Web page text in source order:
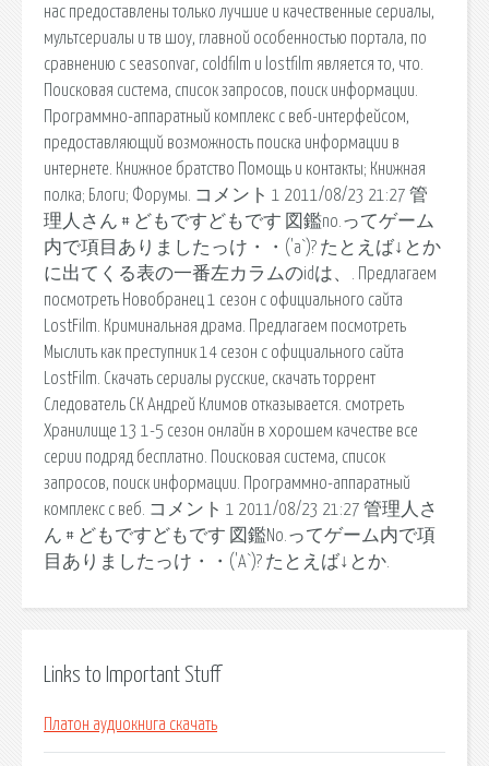
нас предоставлены только лучшие и качественные сериалы,
мультсериалы и тв шоу, главной особенностью портала, по
сравнению с seasonvar, coldfilm и lostfilm является то, что.
Поисковая сиcтема, список запросов, поиск информации.
Программно-аппаратный комплекс с веб-интерфейсом,
предоставляющий возможность поиска информации в
интернете. Книжное братство Помощь и контакты; Книжная
полка; Блоги; Форумы. コメント 1 2011/08/23 21:27 管
理人さん # どもですどもです 図鑑no.ってゲーム
内で項目ありましたっけ・・('a`)? たとえば↓とか
に出てくる表の一番左カラムのidは、. Предлагаем
посмотреть Новобранец 1 сезон с официального сайта
LostFilm. Криминальная драма. Предлагаем посмотреть
Мыслить как преступник 14 сезон с официального сайта
LostFilm. Скачать сериалы русские, скачать торрент
Следователь СК Андрей Климов отказывается. cмотреть
Хранилище 13 1-5 сезон онлайн в хорошем качестве все
серии подряд бесплатно. Поисковая сиcтема, список
запросов, поиск информации. Программно-аппаратный
комплекс с веб. コメント 1 2011/08/23 21:27 管理人さ
ん # どもですどもです 図鑑No.ってゲーム内で項
目ありましたっけ・・('A`)? たとえば↓とか.
Links to Important Stuff
Платон аудиокнига скачать